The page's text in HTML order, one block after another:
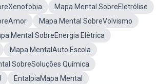
Mapa Mental SobreEletrólise
Mapa Mental SobreVolvismo
Mental SobreEnergia Elétrica
Mapa MentalAuto Escola
SobreSoluções Química
EntalpiaMapa Mental